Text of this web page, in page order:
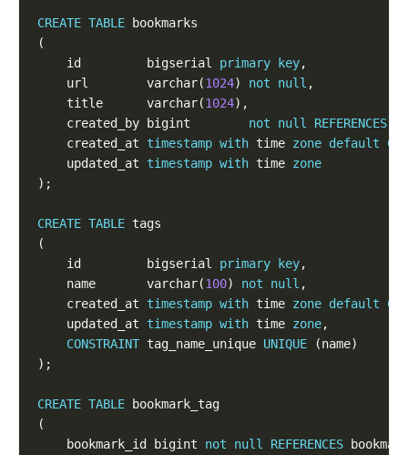
CREATE TABLE
    id         bigserial
primary key
    url        varchar(
1024) not null
    title      varchar(
1024
    created_by bigint
not null
REFERENCES
    created_at
timestamp with time zone default
    updated_at
timestamp with time zone
CREATE TABLE
    id         bigserial
primary key
    name       varchar(
100) not null
    created_at
timestamp with time zone default
    updated_at
timestamp with time zone
CONSTRAINT tag_name_unique UNIQUE
CREATE TABLE
    bookmark_id bigint
not null
REFERENCES